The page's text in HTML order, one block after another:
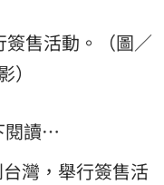
售活動。（圖／
閱讀…
灣，舉行簽售活